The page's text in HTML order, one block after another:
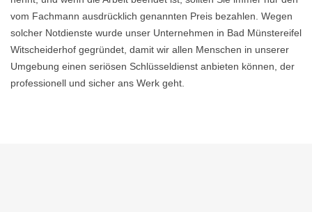
vom Fachmann ausdrücklich genannten Preis bezahlen. Wegen
solcher Notdienste wurde unser Unternehmen in Bad Münstereifel
Witscheiderhof gegründet, damit wir allen Menschen in unserer
Umgebung einen seriösen Schlüsseldienst anbieten können, der
professionell und sicher ans Werk geht.